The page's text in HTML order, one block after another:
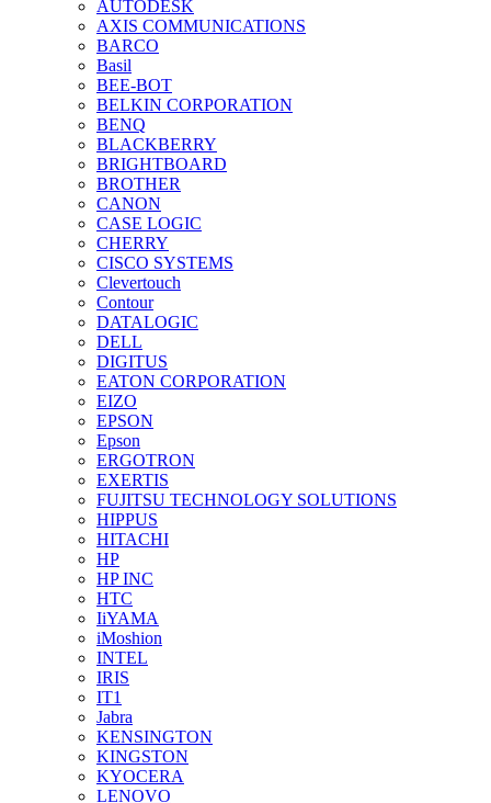
AUTODESK
AXIS COMMUNICATIONS
BARCO
Basil
BEE-BOT
BELKIN CORPORATION
BENQ
BLACKBERRY
BRIGHTBOARD
BROTHER
CANON
CASE LOGIC
CHERRY
CISCO SYSTEMS
Clevertouch
Contour
DATALOGIC
DELL
DIGITUS
EATON CORPORATION
EIZO
EPSON
Epson
ERGOTRON
EXERTIS
FUJITSU TECHNOLOGY SOLUTIONS
HIPPUS
HITACHI
HP
HP INC
HTC
IiYAMA
iMoshion
INTEL
IRIS
IT1
Jabra
KENSINGTON
KINGSTON
KYOCERA
LENOVO